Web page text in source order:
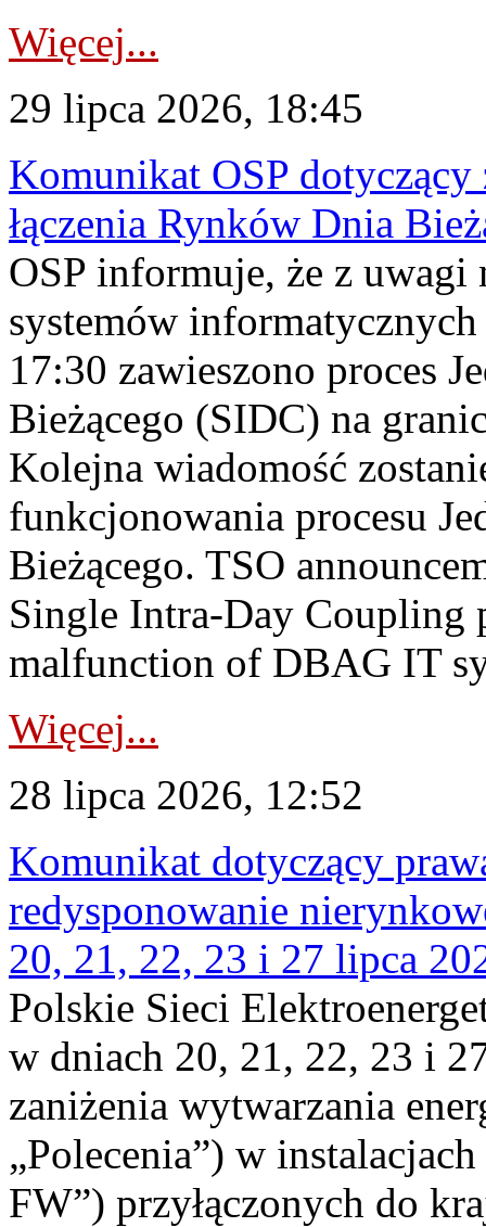
Więcej...
29 lipca 2026, 18:45
Komunikat OSP dotyczący
łączenia Rynków Dnia
OSP informuje, że z uwagi
systemów
17:30 zawieszono proces
Bieżącego (SIDC) na
Kolejna wiadomość
funkcjonowania procesu
Bieżącego. TSO
Single Intra-Day Coupling
malfunction of DBAG IT
Więcej...
28 lipca 2026, 12:52
Komunikat dotyczący
redysponowanie
20, 21, 22, 23 i 27 lipca
Polskie Sieci
w dniach 20, 21, 22, 23 i
zaniżenia wytwarzania
„Polecenia”) w
FW”) przyłączonych do